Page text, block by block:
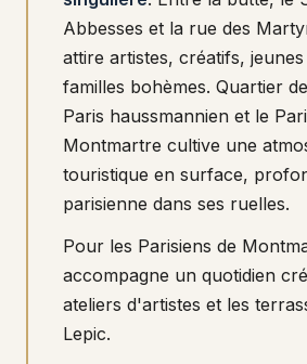
Abbesses et la rue des
attire artistes, créatifs,
familles bohèmes. Quartier
Paris haussmannien et le
Montmartre cultive une
touristique en surface,
parisienne dans ses ruelles.
Pour les Parisiens de
accompagne un quotidien
ateliers d'artistes et les
Lepic.